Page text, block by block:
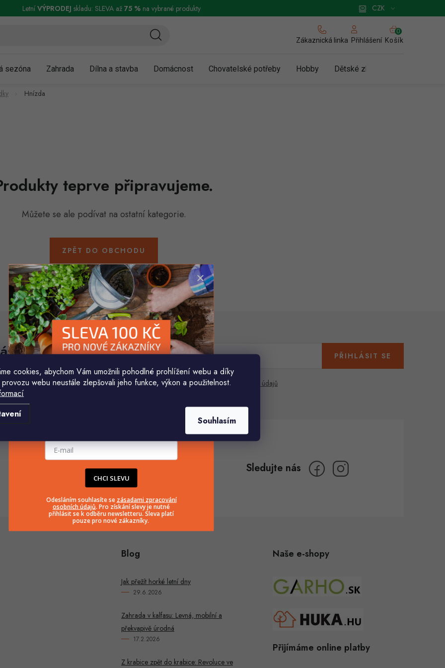
cookies, abychom Vám umožnili pohodlné prohlížení webu a díky
webu neustále zlepšovali jeho funkce, výkon a použitelnost.
Souhlasím
a reklamace Podmínky ochrany osobních údajů Obchodní podmínky pro podnikatele Zásady používání cookies
CZK
LetníVÝPRODEJ skladu: SLEVA až 75 %na vybrané produkty
Zákaznická linka Přihlášení
NÁKUPNÍ
KOŠÍK
Košík
sezóna Zahrada Dílna a stavba Domácnost Chovatelské potřeby Hobby Dětské zboží a hračky
Hnízda
teprve připravujeme.
Můžete se ale podívat na ostatní kategorie.
ZPĚT DO OBCHODU
e-mail E-mail
Vložením e-mailu souhlasíte spodmínkami ochrany osobních údajů
PŘIHLÁSIT SE
info@huka.cz
+420777799661
Blog
Jak přežít horké letní dny
29.6.2026
Zahrada v kalfasu: Levná, mobilní a
překvapivě úrodná
17.2.2026
Z krabice zpět do krabice: Revoluce ve
Naše e-shopy
Přijímáme online platby
CHCI SLEVU
Odesláním souhlasíte se zásadami zpracování
osobních údajů. Pro získání slevy je nutné
přihlásit se k odběru newsletteru. Sleva platí
pouze pro nové zákazníky.